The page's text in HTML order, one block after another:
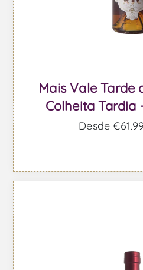
Mais Vale Tarde
Colheita Tardia
Desde